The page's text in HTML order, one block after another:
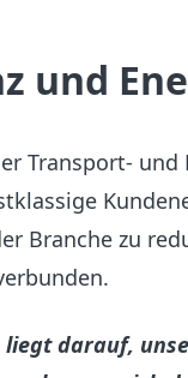
und
Transport-
Branche zu
liegt darauf,